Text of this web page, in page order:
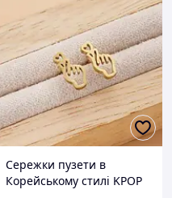
Сережки пузети в
Корейському стилі KPOP